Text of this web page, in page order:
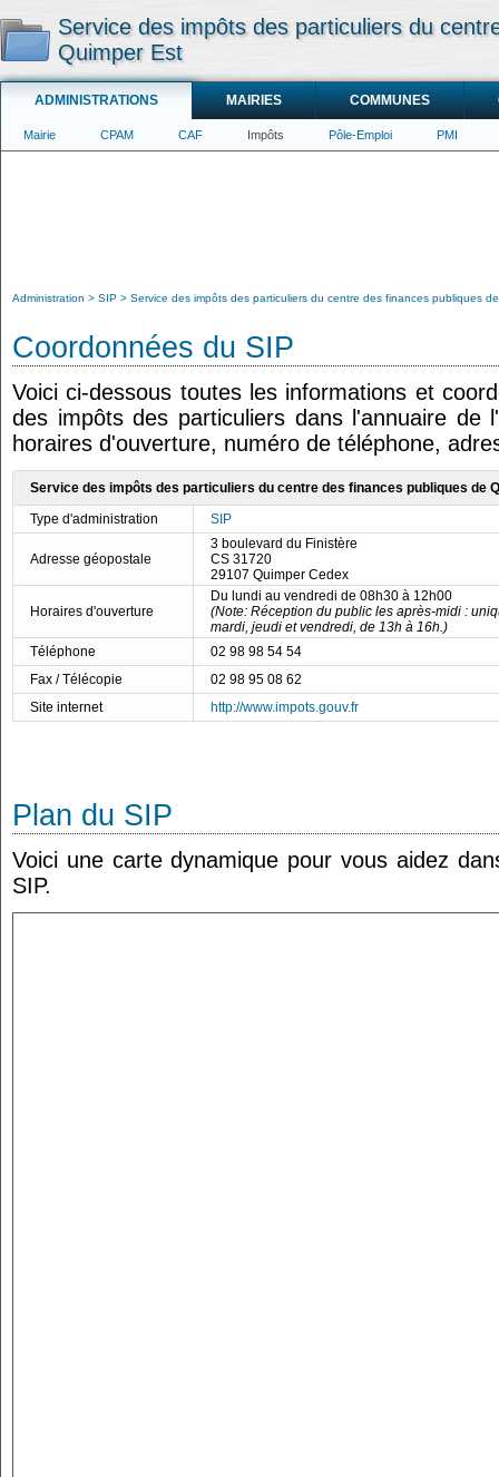
Service des impôts des particuliers du
Quimper Est
ADMINISTRATIONS MAIRIES COMMUNES
Mairie CPAM CAF Impôts Pôle-Emploi PMI
Administration SIP Service des impôts des particuliers du centre des finances publiques
Coordonnées du SIP
Voici ci-dessous toutes les informations et
des impôts des particuliers dans l'annuaire de
horaires d'ouverture, numéro de téléphone,
Service des impôts des particuliers du centre des finances publiques de
Type d'administration
SIP
Adresse géopostale
3 boulevard du Finistère
CS 31720
29107 Quimper Cedex
Horaires d'ouverture
Du lundi au vendredi de 08h30 à 12h00
(Note: Réception du public les après-midi :
mardi, jeudi et vendredi, de 13h à 16h.)
Téléphone
02 98 98 54 54
Fax / Télécopie
02 98 95 08 62
Site internet
http://www.impots.gouv.fr
Plan du SIP
Voici une carte dynamique pour vous aidez
SIP.